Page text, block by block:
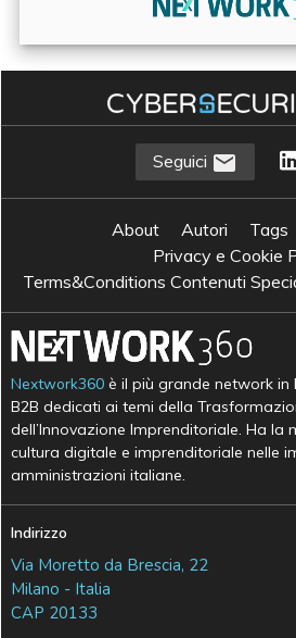
Seguici
About Autori Tags
Privacy e Cookie
Terms&Conditions Contenuti
Nextwork360 è il più grande network
B2B dedicati ai temi della
dell’Innovazione Imprenditoriale. Ha la
cultura digitale e imprenditoriale nelle
amministrazioni italiane.
Indirizzo
Via Moretto da Brescia, 22
Milano - Italia
CAP 20133